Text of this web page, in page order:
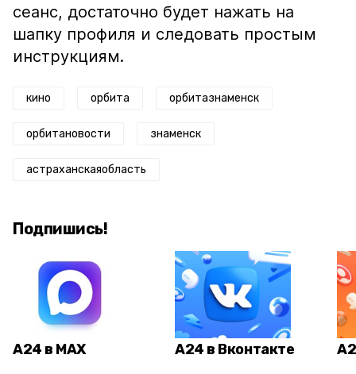
сеанс, достаточно будет нажать на
шапку профиля и следовать простым
инструкциям.
кино орбита орбитазнаменск
орбитановости знаменск
астраханскаяобласть
Подпишись!
А24 в MAX А24 в Вконтакте